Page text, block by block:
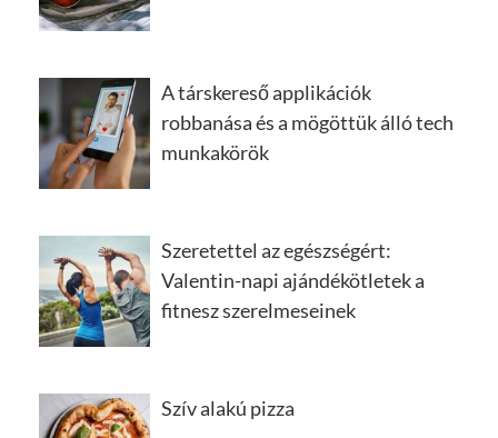
A társkereső applikációk
robbanása és a mögöttük álló tech
munkakörök
Szeretettel az egészségért:
Valentin-napi ajándékötletek a
fitnesz szerelmeseinek
Szív alakú pizza